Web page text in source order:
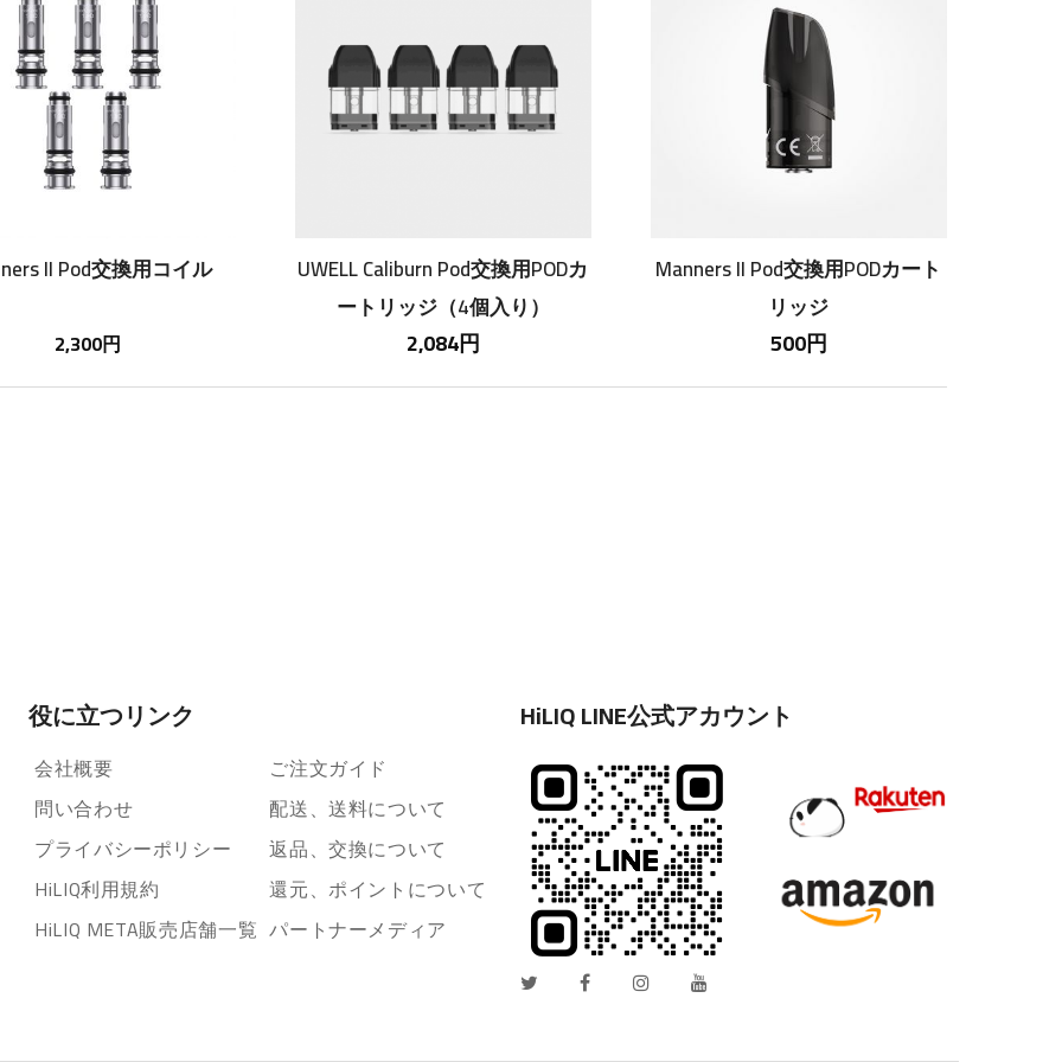
II Pod交換用コイル
2,300円
UWELL Caliburn Pod交換用PODカ
ートリッジ（4個入り）
2,084円
Manners II Pod交換用PODカート
リッジ
500円
役に立つリンク
会社概要
問い合わせ
プライバシーポリシー
HiLIQ利用規約
HiLIQ META販売店舗一覧
ご注文ガイド
配送、送料について
返品、交換について
還元、ポイントについて
パートナーメディア
HiLIQ LINE公式アカウント